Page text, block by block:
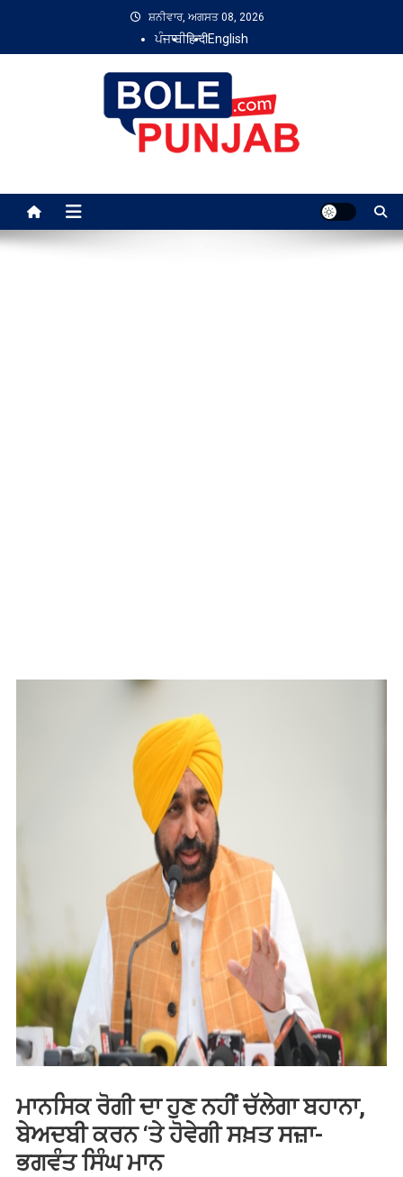
content
ਸ਼ਨੀਵਾਰ, ਅਗਸਤ 08, 2026
ਪੰਜਾਬੀहिन्दीEnglish
ਮਾਨਸਿਕ ਰੋਗੀ ਦਾ ਹੁਣ ਨਹੀਂ ਚੱਲੇਗਾ ਬਹਾਨਾ,
ਬੇਅਦਬੀ ਕਰਨ ‘ਤੇ ਹੋਵੇਗੀ ਸਖ਼ਤ ਸਜ਼ਾ-
ਭਗਵੰਤ ਸਿੰਘ ਮਾਨ